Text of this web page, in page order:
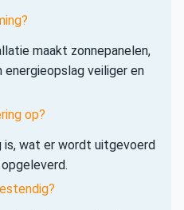
maakt zonnepanelen,
energieopslag veiliger en
op?
wat er wordt uitgevoerd